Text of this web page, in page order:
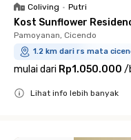
Coliving • Putri
Kost Sunflower
Pamoyanan, Cicendo
1.2 km dari rs mata
mulai dari Rp1.050.000 /
Lihat info lebih banyak